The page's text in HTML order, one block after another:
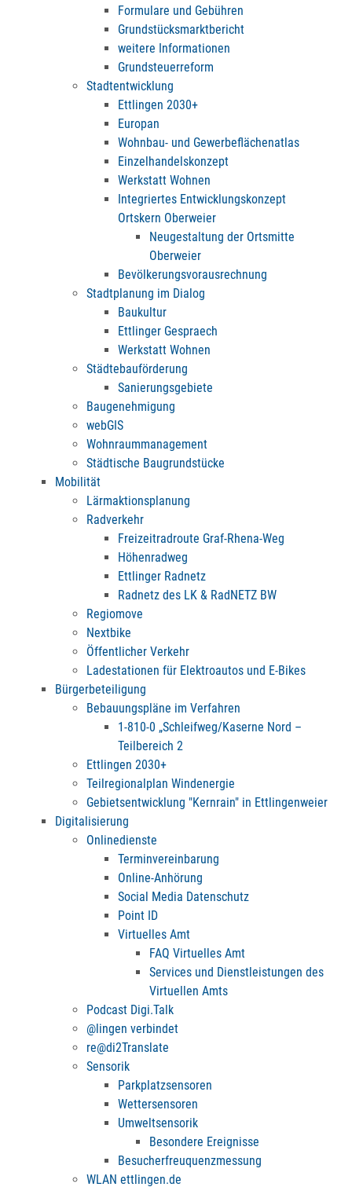
Formulare und Gebühren
Grundstücksmarktbericht
weitere Informationen
Grundsteuerreform
Stadtentwicklung
Ettlingen 2030+
Europan
Wohnbau- und Gewerbeflächenatlas
Einzelhandelskonzept
Werkstatt Wohnen
Integriertes Entwicklungskonzept
Ortskern Oberweier
Neugestaltung der Ortsmitte
Oberweier
Bevölkerungsvorausrechnung
Stadtplanung im Dialog
Baukultur
Ettlinger Gespraech
Werkstatt Wohnen
Städtebauförderung
Sanierungsgebiete
Baugenehmigung
webGIS
Wohnraummanagement
Städtische Baugrundstücke
Mobilität
Lärmaktionsplanung
Radverkehr
Freizeitradroute Graf-Rhena-Weg
Höhenradweg
Ettlinger Radnetz
Radnetz des LK & RadNETZ BW
Regiomove
Nextbike
Öffentlicher Verkehr
Ladestationen für Elektroautos und E-Bikes
Bürgerbeteiligung
Bebauungspläne im Verfahren
1-810-0 „Schleifweg/Kaserne Nord –
Teilbereich 2
Ettlingen 2030+
Teilregionalplan Windenergie
Gebietsentwicklung "Kernrain" in Ettlingenweier
Digitalisierung
Onlinedienste
Terminvereinbarung
Online-Anhörung
Social Media Datenschutz
Point ID
Virtuelles Amt
FAQ Virtuelles Amt
Services und Dienstleistungen des
Virtuellen Amts
Podcast Digi.Talk
@lingen verbindet
re@di2Translate
Sensorik
Parkplatzsensoren
Wettersensoren
Umweltsensorik
Besondere Ereignisse
Besucherfreuquenzmessung
WLAN ettlingen.de